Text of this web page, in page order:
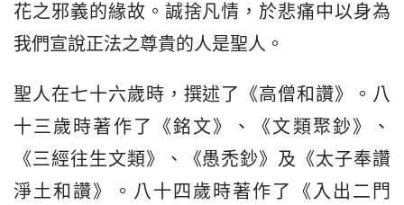
花之邪義的緣故。誠捨凡情，於悲痛中以身為
我們宣說正法之尊貴的人是聖人。
聖人在七十六歲時，撰述了《高僧和讚》。八
十三歲時著作了《銘文》、《文類聚鈔》、
《三經往生文類》、《愚禿鈔》及《太子奉讚
淨土和讚》。八十四歲時著作了《入出二門